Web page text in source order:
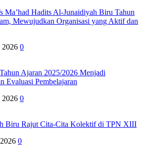
Ma’had Hadits Al-Junaidiyah Biru Tahun
Mewujudkan Organisasi yang Aktif dan
2026 0
Ajaran 2025/2026 Menjadi
Evaluasi Pembelajaran
2026 0
Biru Rajut Cita-Cita Kolektif di TPN XIII
0